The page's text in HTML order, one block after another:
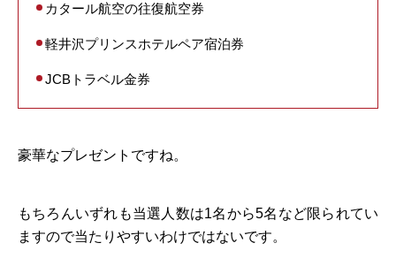
カタール航空の往復航空券
軽井沢プリンスホテルペア宿泊券
JCBトラベル金券
豪華なプレゼントですね。
もちろんいずれも当選人数は1名から5名など限られてい
ますので当たりやすいわけではないです。